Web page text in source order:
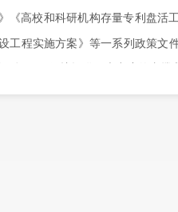
《高校和科研机构存量专利盘活
工程实施方案》等一系列政策文
发展大局中去定位、谋划和推进